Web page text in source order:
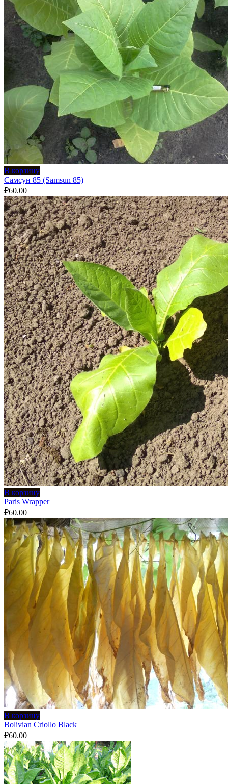
В корзину
Самсун 85 (Samsun 85)
₽60.00
В корзину
Paris Wrapper
₽60.00
В корзину
Bolivian Criollo Black
₽60.00